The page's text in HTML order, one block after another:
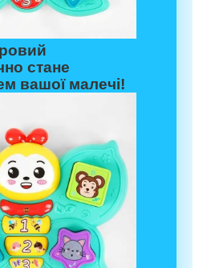
стане
вашої малечі!